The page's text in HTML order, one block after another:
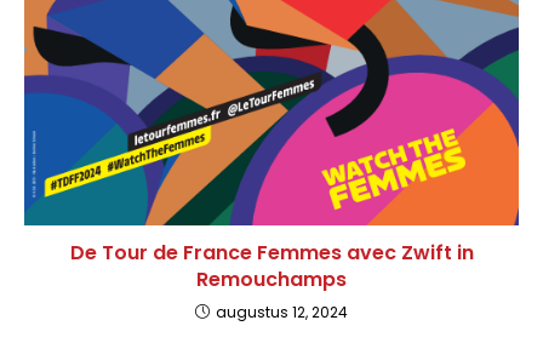
De Tour de France Femmes avec Zwift in
Remouchamps
augustus 12, 2024